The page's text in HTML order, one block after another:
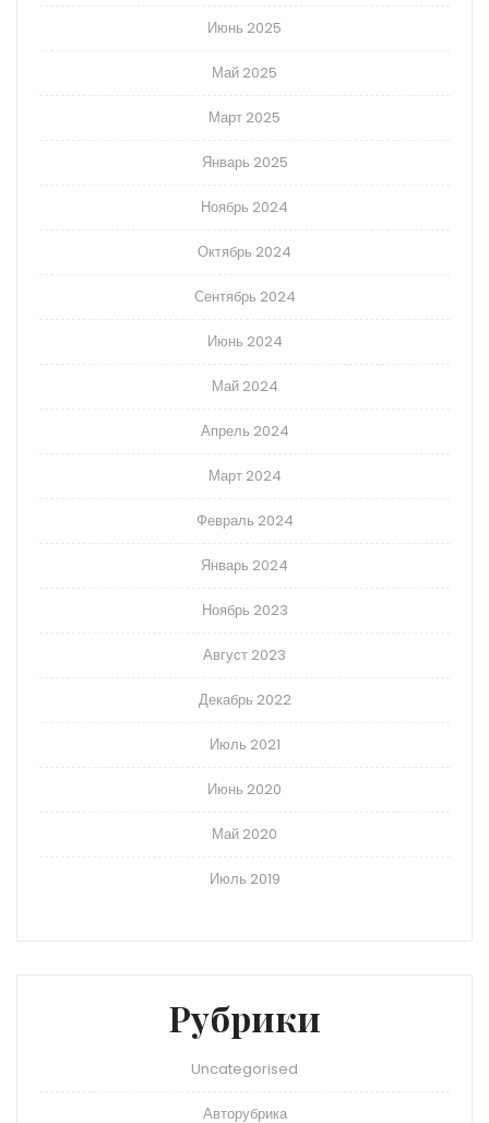
Июнь 2025
Май 2025
Март 2025
Январь 2025
Ноябрь 2024
Октябрь 2024
Сентябрь 2024
Июнь 2024
Май 2024
Апрель 2024
Март 2024
Февраль 2024
Январь 2024
Ноябрь 2023
Август 2023
Декабрь 2022
Июль 2021
Июнь 2020
Май 2020
Июль 2019
Рубрики
Uncategorised
Авторубрика